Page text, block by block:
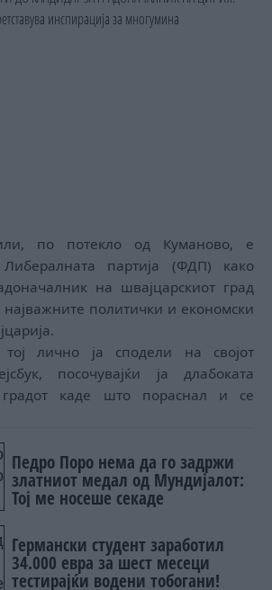
по потекло од Куманово, е
партија (ФДП) како
на швајцарскиот град
политички и економски
тој лично ја сподели на својот
посочувајќи ја длабоката
градот каде што пораснал и се
Педро Поро нема да го задржи
златниот медал од Мундијалот:
Тој ме носеше секаде
Германски студент заработил
34.000 евра за шест месеци
тестирајќи водени тобогани!